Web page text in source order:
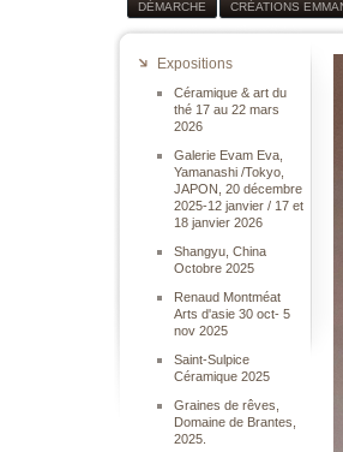
DÉMARCHE CRÉATIONS
Expositions
Céramique & art du
thé 17 au 22 mars
2026
Galerie Evam Eva,
Yamanashi /Tokyo,
JAPON, 20 décembre
2025-12 janvier / 17 et
18 janvier 2026
Shangyu, China
Octobre 2025
Renaud Montméat
Arts d'asie 30 oct- 5
nov 2025
Saint-Sulpice
Céramique 2025
Graines de rêves,
Domaine de Brantes,
2025.